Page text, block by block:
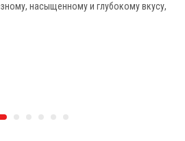
насыщенному и глубокому вкусу,